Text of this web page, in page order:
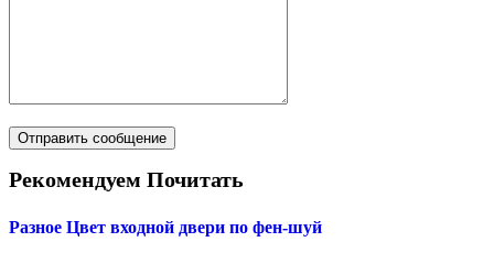
Рекомендуем Почитать
Разное Цвет входной двери по фен-шуй